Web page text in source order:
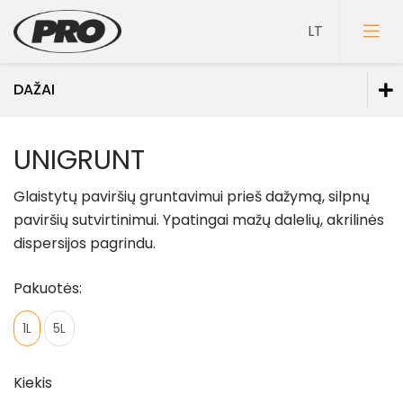
DAŽAI
Dažai luboms
Dažai grindims
Faktūriniai dažai
Dažai metalui
Specialios paskirties dažai
UNIGRUNT
Glaistytų paviršių gruntavimui prieš dažymą, silpnų
paviršių sutvirtinimui. Ypatingai mažų dalelių, akrilinės
dispersijos pagrindu.
Pakuotės:
1L 5L
Kiekis